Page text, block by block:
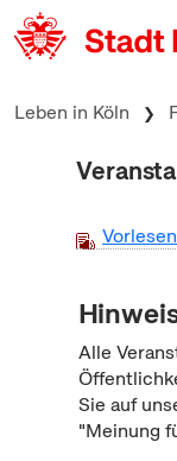
zum Inhalt springen
Leben in Köln
Alle
Sie auf
"Meinung